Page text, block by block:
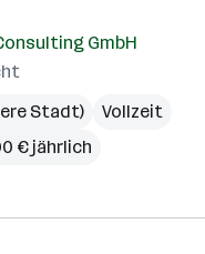
GmbH
Stadt)
Vollzeit
€ jährlich